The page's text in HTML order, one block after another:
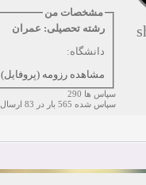
زمان:10-11-2024
مشخصات من
رشته تحصیلی: عمران
دانشگاه:
مشاهده رزومه (پروفایل)
سپاس ها 290
سپاس شده 565 بار در 83 ارسال